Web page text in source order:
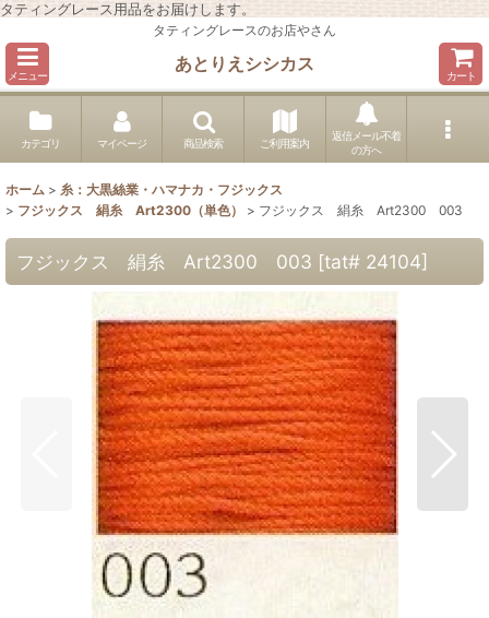
タティングレース用品をお届けします。
タティングレースのお店やさん
メニュー
あとりえシシカス
カート
カテゴリ マイページ 商品検索 ご利用案内
返信メール不着
の方へ
ホーム > 糸：大黒絲業・ハマナカ・フジックス
> フジックス 絹糸 Art2300（単色） > フジックス 絹糸 Art2300 003
フジックス 絹糸 Art2300 003 [tat# 24104]